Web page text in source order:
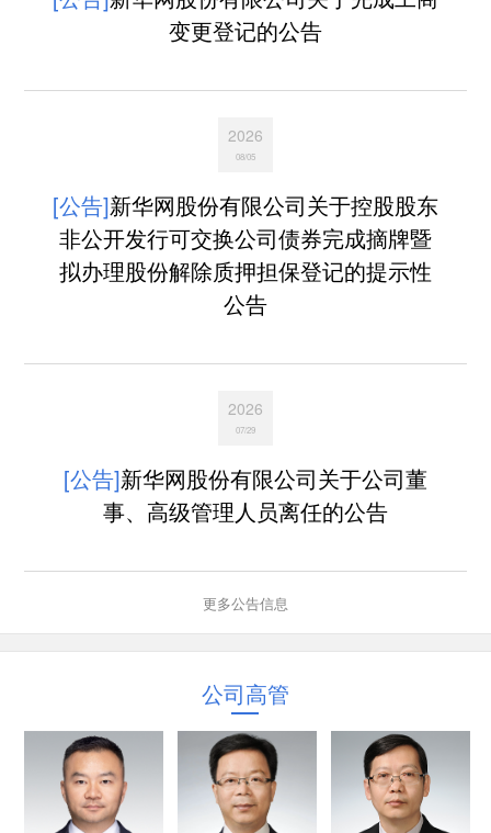
变更登记的公告
2026
08/05
[公告]新华网股份有限公司关于控股股东
非公开发行可交换公司债券完成摘牌暨
拟办理股份解除质押担保登记的提示性
公告
2026
07/29
[公告]新华网股份有限公司关于公司董
事、高级管理人员离任的公告
更多公告信息
公司高管